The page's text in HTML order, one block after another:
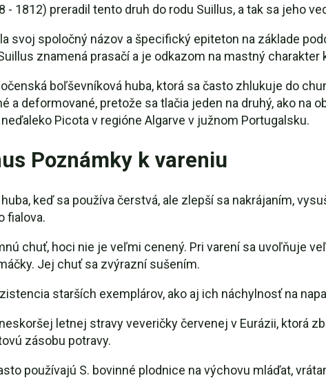
- 1812) preradil tento druh do rodu Suillus, a tak sa jeho
svoj spoločný názov a špecifický epiteton na základe
znamená prasačí a je odkazom na mastný charakter
boľševníková huba, ktorá sa často zhlukuje do
a deformované, pretože sa tlačia jeden na druhý, ako na
Picota v regióne Algarve v južnom Portugalsku.
Poznámky k vareniu
keď sa používa čerstvá, ale zlepší sa nakrájaním,
fialova.
chuť, hoci nie je veľmi cenený. Pri varení sa uvoľňuje
Jej chuť sa zvýrazní sušením.
starších exemplárov, ako aj ich náchylnosť na
letnej stravy veveričky červenej v Eurázii, ktorá
zásobu potravy.
používajú S. bovinné plodnice na výchovu mláďat,